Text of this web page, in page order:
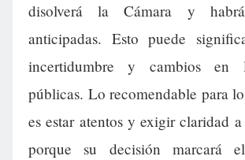
disolverá la Cámara y
anticipadas. Esto puede
incertidumbre y cambios en
públicas. Lo recomendable para
es estar atentos y exigir claridad
porque su decisión marcará